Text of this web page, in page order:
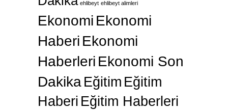
ehlibeyt ehlibeyt alimleri
Ekonomi Ekonomi
Haberi Ekonomi
Haberleri Ekonomi Son
Dakika Eğitim Eğitim
Haberi Eğitim Haberleri